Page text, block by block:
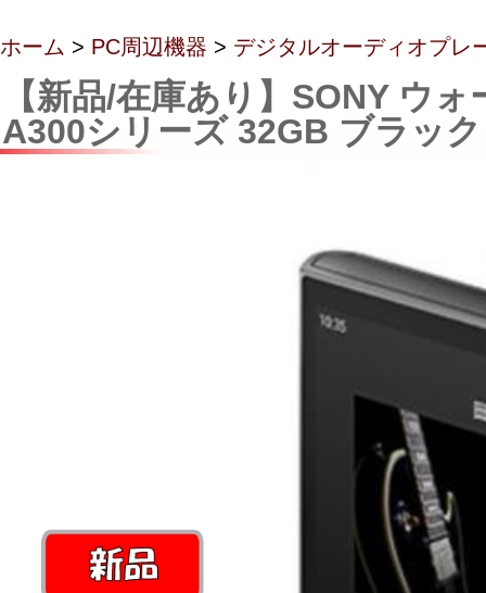
ホーム > PC周辺機器 > デジタルオーディオプレ
【新品/在庫あり】SONY ウ
A300シリーズ 32GB ブラッ